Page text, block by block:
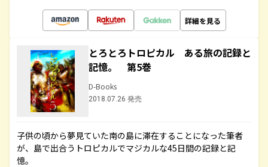
詳細を見る
とろとろトロピカル ある旅の記録と
記憶。 第5巻
D-Books
2018.07.26 発売
子供の頃から夢見ていた南の島に滞在することになった筆者
が、島で出合うトロピカルでマジカルな45日間の記録と記
憶。